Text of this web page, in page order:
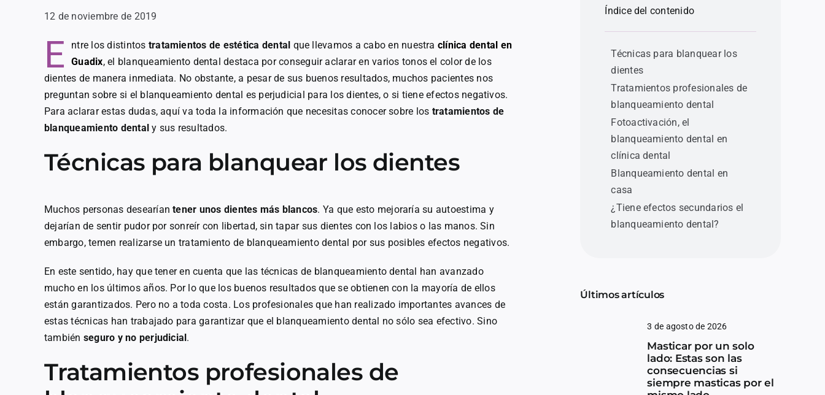
12 de noviembre de 2019
E ntre los distintos tratamientos de estética dental que llevamos a cabo en nuestra clínica dental en
Guadix, el blanqueamiento dental destaca por conseguir aclarar en varios tonos el color de los
dientes de manera inmediata. No obstante, a pesar de sus buenos resultados, muchos pacientes nos
preguntan sobre si el blanqueamiento dental es perjudicial para los dientes, o si tiene efectos negativos.
Para aclarar estas dudas, aquí va toda la información que necesitas conocer sobre los tratamientos de
blanqueamiento dental y sus resultados.
Técnicas para blanquear los dientes
Muchos personas desearían tener unos dientes más blancos. Ya que esto mejoraría su autoestima y
dejarían de sentir pudor por sonreír con libertad, sin tapar sus dientes con los labios o las manos. Sin
embargo, temen realizarse un tratamiento de blanqueamiento dental por sus posibles efectos negativos.
En este sentido, hay que tener en cuenta que las técnicas de blanqueamiento dental han avanzado
mucho en los últimos años. Por lo que los buenos resultados que se obtienen con la mayoría de ellos
están garantizados. Pero no a toda costa. Los profesionales que han realizado importantes avances de
estas técnicas han trabajado para garantizar que el blanqueamiento dental no sólo sea efectivo. Sino
también seguro y no perjudicial .
Tratamientos profesionales de
Índice del contenido
Técnicas para blanquear los
dientes
Tratamientos profesionales de
blanqueamiento dental
Fotoactivación, el
blanqueamiento dental en
clínica dental
Blanqueamiento dental en
casa
¿Tiene efectos secundarios el
blanqueamiento dental?
Últimos artículos
3 de agosto de 2026
Masticar por un solo
lado: Estas son las
consecuencias si
siempre masticas por el